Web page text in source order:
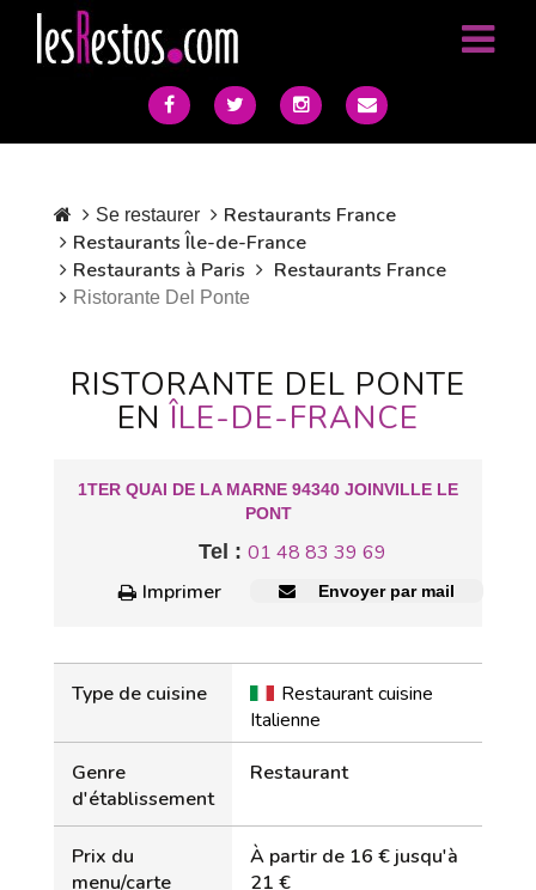
Se restaurer
Restaurants France
Restaurants Île-de-France
Restaurants à Paris
Restaurants France
Ristorante Del Ponte
RISTORANTE DEL PONTE
ENÎLE-DE-FRANCE
1TER QUAI DE LA MARNE 94340 JOINVILLE LE
PONT
Tel : 01 48 83 39 69
Imprimer
Envoyer par mail
Type de cuisine
Restaurant cuisine
Italienne
Genre
d'établissement
Restaurant
Prix du
menu/carte
À partir de 16 € jusqu'à
21 €